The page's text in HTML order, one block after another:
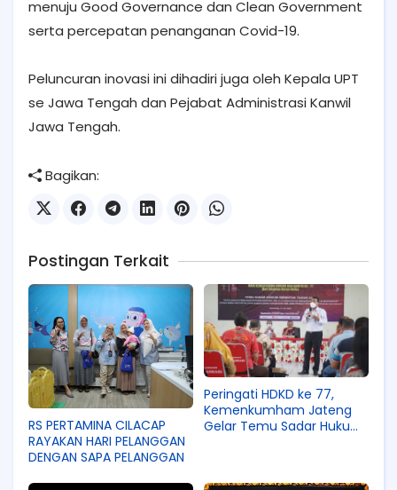
menuju Good Governance dan Clean Government
serta percepatan penanganan Covid-19.
Peluncuran inovasi ini dihadiri juga oleh Kepala UPT
se Jawa Tengah dan Pejabat Administrasi Kanwil
Jawa Tengah.
Bagikan:
Postingan Terkait
RS PERTAMINA CILACAP
RAYAKAN HARI PELANGGAN
DENGAN SAPA PELANGGAN
Peringati HDKD ke 77,
Kemenkumham Jateng
Gelar Temu Sadar Hukum